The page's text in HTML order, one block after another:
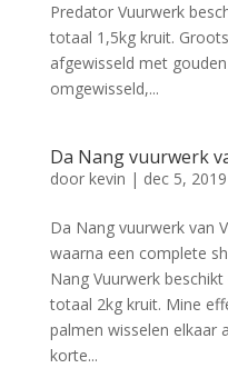
Predator Vuurwerk
totaal 1,5kg kruit.
afgewisseld met
omgewisseld,...
Da Nang vuurwerk
door kevin | dec 5, 2019
Da Nang vuurwerk van
waarna een complete
Nang Vuurwerk
totaal 2kg kruit. Mine
palmen wisselen elkaar
korte...